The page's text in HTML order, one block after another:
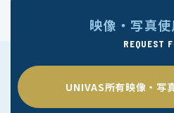
映像・写真
REQUEST
UNIVAS所有映像・写